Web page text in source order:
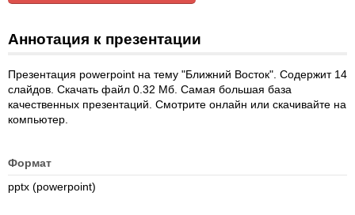
Аннотация к презентации
Презентация powerpoint на тему "Ближний Восток". Содержит 14
слайдов. Скачать файл 0.32 Мб. Самая большая база
качественных презентаций. Смотрите онлайн или скачивайте на
компьютер.
Формат
pptx (powerpoint)